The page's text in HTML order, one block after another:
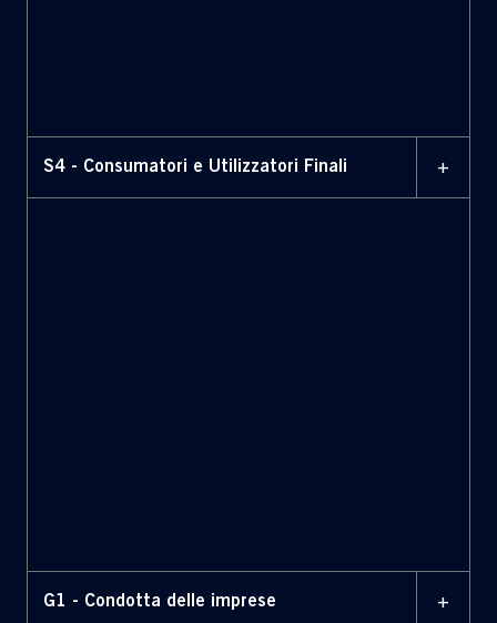
S4 - Consumatori e Utilizzatori Finali +
G1 - Condotta delle imprese +